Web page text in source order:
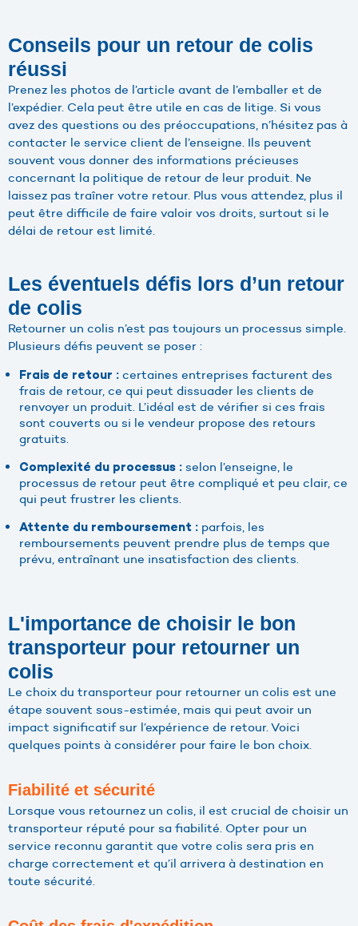
Conseils pour un retour de colis
réussi
Prenez les photos de l’article avant de l’emballer et de
l’expédier. Cela peut être utile en cas de litige. Si vous
avez des questions ou des préoccupations, n’hésitez pas à
contacter le service client de l’enseigne. Ils peuvent
souvent vous donner des informations précieuses
concernant la politique de retour de leur produit. Ne
laissez pas traîner votre retour. Plus vous attendez, plus il
peut être difficile de faire valoir vos droits, surtout si le
délai de retour est limité.
Les éventuels défis lors d’un retour
de colis
Retourner un colis n’est pas toujours un processus simple.
Plusieurs défis peuvent se poser :
Frais de retour : certaines entreprises facturent des
frais de retour, ce qui peut dissuader les clients de
renvoyer un produit. L’idéal est de vérifier si ces frais
sont couverts ou si le vendeur propose des retours
gratuits.
Complexité du processus : selon l’enseigne, le
processus de retour peut être compliqué et peu clair, ce
qui peut frustrer les clients.
Attente du remboursement : parfois, les
remboursements peuvent prendre plus de temps que
prévu, entraînant une insatisfaction des clients.
L'importance de choisir le bon
transporteur pour retourner un
colis
Le choix du transporteur pour retourner un colis est une
étape souvent sous-estimée, mais qui peut avoir un
impact significatif sur l’expérience de retour. Voici
quelques points à considérer pour faire le bon choix.
Fiabilité et sécurité
Lorsque vous retournez un colis, il est crucial de choisir un
transporteur réputé pour sa fiabilité. Opter pour un
service reconnu garantit que votre colis sera pris en
charge correctement et qu’il arrivera à destination en
toute sécurité.